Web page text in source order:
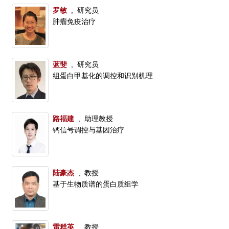
罗敏 , 研究员
肿瘤免疫治疗
蓝斐 , 研究员
组蛋白甲基化的调控和识别机理
路福建 , 助理教授
钙信号调控与基因治疗
陆豪杰 , 教授
基于生物质谱的蛋白质组学
雷群英 , 教授